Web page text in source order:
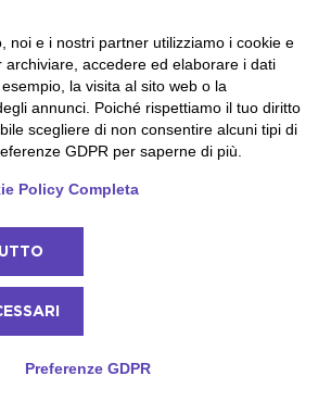
Disponibile
noi e i nostri partner utilizziamo i cookie e
archiviare, accedere ed elaborare i dati
la visita al sito web o la
annunci. Poiché rispettiamo il tuo diritto
scegliere di non consentire alcuni tipi di
GDPR per saperne di più.
Policy Completa
Preferenze GDPR